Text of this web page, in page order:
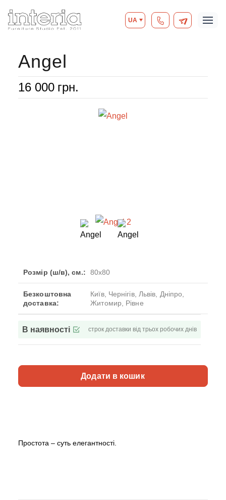
UA
Angel
16 000грн.
Розмір (ш/в), см.: 80x80
Безкоштовна
доставка:
Київ, Чернігів, Львів, Дніпро,
Житомир, Рівне
В наявності строк доставки від трьох робочих днів
Додати в кошик
Простота – суть елегантності.